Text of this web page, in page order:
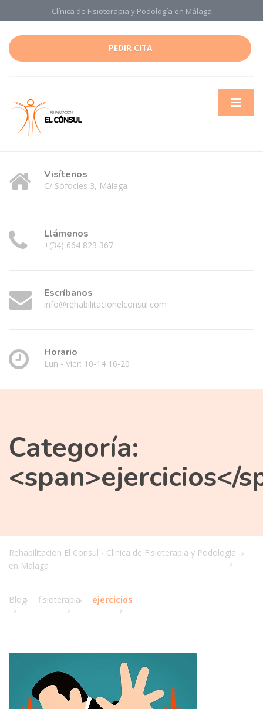
Clínica de Fisioterapia y Podología en Málaga
PEDIR CITA
Visítenos
C/ Sófocles 3, Málaga
Llámenos
+(34) 664 823 367
Escríbanos
info@rehabilitacionelconsul.com
Horario
Lun - Vier: 10-14 16-20
Categoría:
<span>ejercicios</
Rehabilitacion El Consul - Clinica de Fisioterapia y Podologia
en Malaga
Blog fisioterapia ejercicios